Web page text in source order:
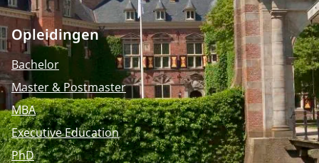
Opleidingen
Bachelor
Master & Postmaster
MBA
Executive Education
PhD